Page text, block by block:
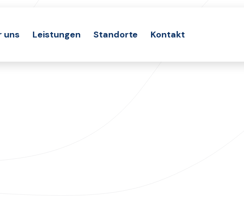
uns Leistungen Standorte Kontakt